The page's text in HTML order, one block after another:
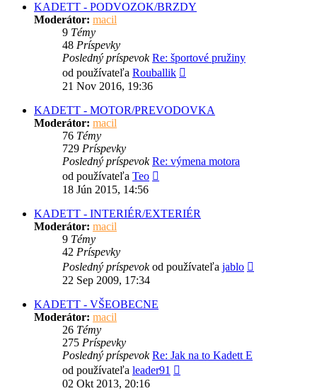
KADETT - PODVOZOK/BRZDY
Moderátor: macil
9 Témy
48 Príspevky
Posledný príspevok Re: športové pružiny
od používateľa Rouballik
21 Nov 2016, 19:36
KADETT - MOTOR/PREVODOVKA
Moderátor: macil
76 Témy
729 Príspevky
Posledný príspevok Re: výmena motora
od používateľa Teo
18 Jún 2015, 14:56
KADETT - INTERIÉR/EXTERIÉR
Moderátor: macil
9 Témy
42 Príspevky
Posledný príspevokod používateľa jablo
22 Sep 2009, 17:34
KADETT - VŠEOBECNE
Moderátor: macil
26 Témy
275 Príspevky
Posledný príspevok Re: Jak na to Kadett E
od používateľa leader91
02 Okt 2013, 20:16